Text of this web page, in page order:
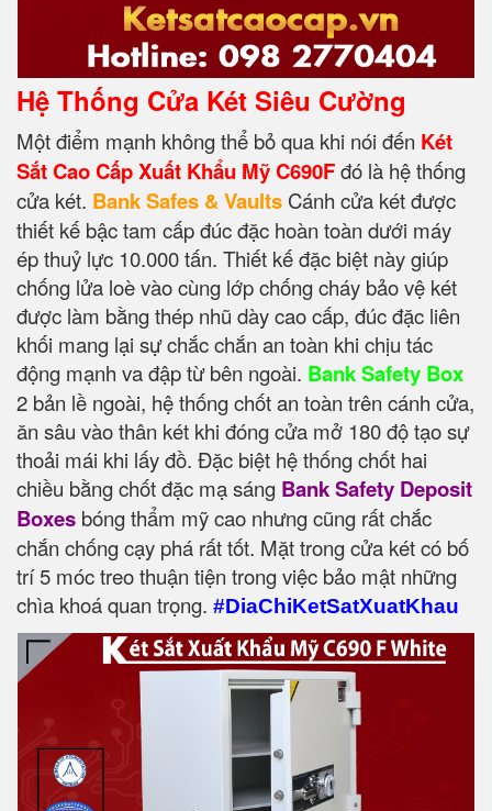
Hệ Thống Cửa Két Siêu Cường
Một điểm mạnh không thể bỏ qua khi nói đến Két
Sắt Cao Cấp Xuất Khẩu Mỹ C690Fđó là hệ thống
cửa két. Bank Safes & Vaults Cánh cửa két được
thiết kế bậc tam cấp đúc đặc hoàn toàn dưới máy
ép thuỷ lực 10.000 tấn. Thiết kế đặc biệt này giúp
chống lửa loè vào cùng lớp chống cháy bảo vệ két
được làm bằng thép nhũ dày cao cấp, đúc đặc liên
khối mang lại sự chắc chắn an toàn khi chịu tác
động mạnh va đập từ bên ngoài. Bank Safety Box
2 bản lề ngoài, hệ thống chốt an toàn trên cánh cửa,
ăn sâu vào thân két khi đóng cửa mở 180 độ tạo sự
thoải mái khi lấy đồ. Đặc biệt hệ thống chốt hai
chiều bằng chốt đặc mạ sáng Bank Safety Deposit
Boxes bóng thẩm mỹ cao nhưng cũng rất chắc
chắn chống cạy phá rất tốt. Mặt trong cửa két có bố
trí 5 móc treo thuận tiện trong việc bảo mật những
chìa khoá quan trọng. #DiaChiKetSatXuatKhau